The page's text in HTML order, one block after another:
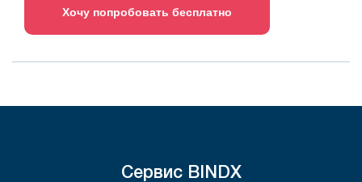
Хочу попробовать бесплатно
Сервис BINDX